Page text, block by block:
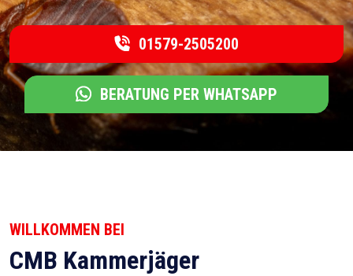
01579-2505200
BERATUNG PER WHATSAPP
WILLKOMMEN BEI
CMB Kammerjäger